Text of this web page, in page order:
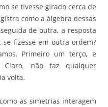
se tivesse girado cerca de
como a álgebra dessas
de outra, a resposta
fizesse em outra ordem?
Primeiro um terço, e
não faz qualquer
volta.
as simetrias interagem